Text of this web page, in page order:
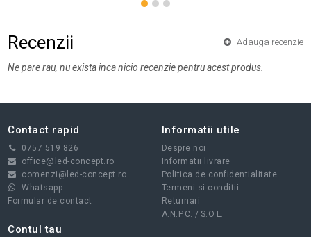
Recenzii Adauga recenzie
Ne pare rau, nu exista inca nicio recenzie pentru acest produs.
Contact rapid
0757 519 826
office@led-concept.ro
comenzi@led-concept.ro
Whatsapp
Formular de contact
Informatii utile
Despre noi
Informatii livrare
Politica de confidentialitate
Termeni si conditii
Returnari
A.N.P.C. / S.O.L.
Contul tau